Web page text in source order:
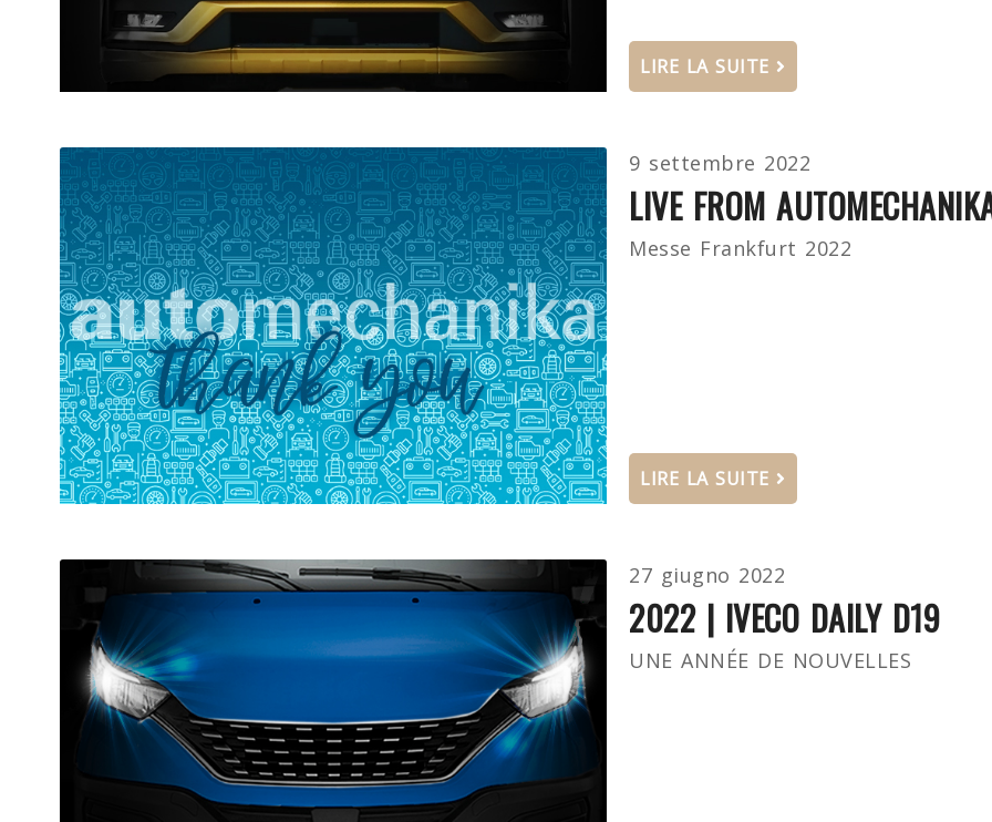
LIRE LA SUITE
9 settembre 2022
LIVE FROM
Messe Frankfurt 2022
LIRE LA SUITE
27 giugno 2022
2022 | IVECO DAILY D19
UNE ANNÉE DE NOUVELLES